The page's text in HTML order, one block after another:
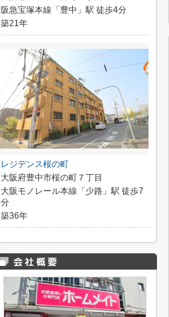
阪急宝塚本線「豊中」駅 徒歩4分
築21年
レジデンス桜の町
大阪府豊中市桜の町７丁目
大阪モノレール本線「少路」駅 徒歩7
分
築36年